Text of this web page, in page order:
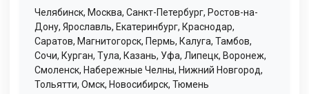
Челябинск, Москва, Санкт-Петербург, Ростов-на-
Дону, Ярославль, Екатеринбург, Краснодар,
Саратов, Магнитогорск, Пермь, Калуга, Тамбов,
Сочи, Курган, Тула, Казань, Уфа, Липецк, Воронеж,
Смоленск, Набережные Челны, Нижний Новгород,
Тольятти, Омск, Новосибирск, Тюмень